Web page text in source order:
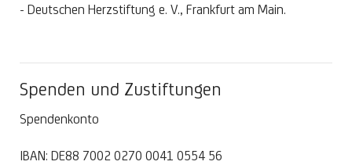
- Deutschen Herzstiftung e. V., Frankfurt am Main.
Spenden und Zustiftungen
Spendenkonto
IBAN: DE88 7002 0270 0041 0554 56